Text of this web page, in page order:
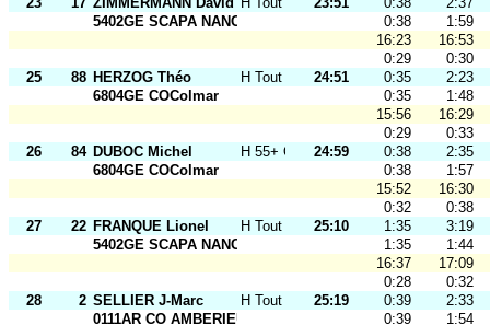
5402GE SCAPA NANCY
0:38
1:59
16:23
16:53
0:29
0:30
25
88 HERZOG Théo H Tout Ages24:51 0:35
2:23
6804GE COColmar
0:35
1:48
15:56
16:29
0:29
0:33
26
84 DUBOC Michel H 55+ O 24:59 0:38
2:35
6804GE COColmar
0:38
1:57
15:52
16:30
0:32
0:38
27
22 FRANQUE Lionel H Tout Ages25:10 1:35
3:19
5402GE SCAPA NANCY
1:35
1:44
16:37
17:09
0:28
0:32
28
2 SELLIER J-Marc H Tout Ages25:19 0:39
2:33
0111AR CO AMBERIEU
0:39
1:54